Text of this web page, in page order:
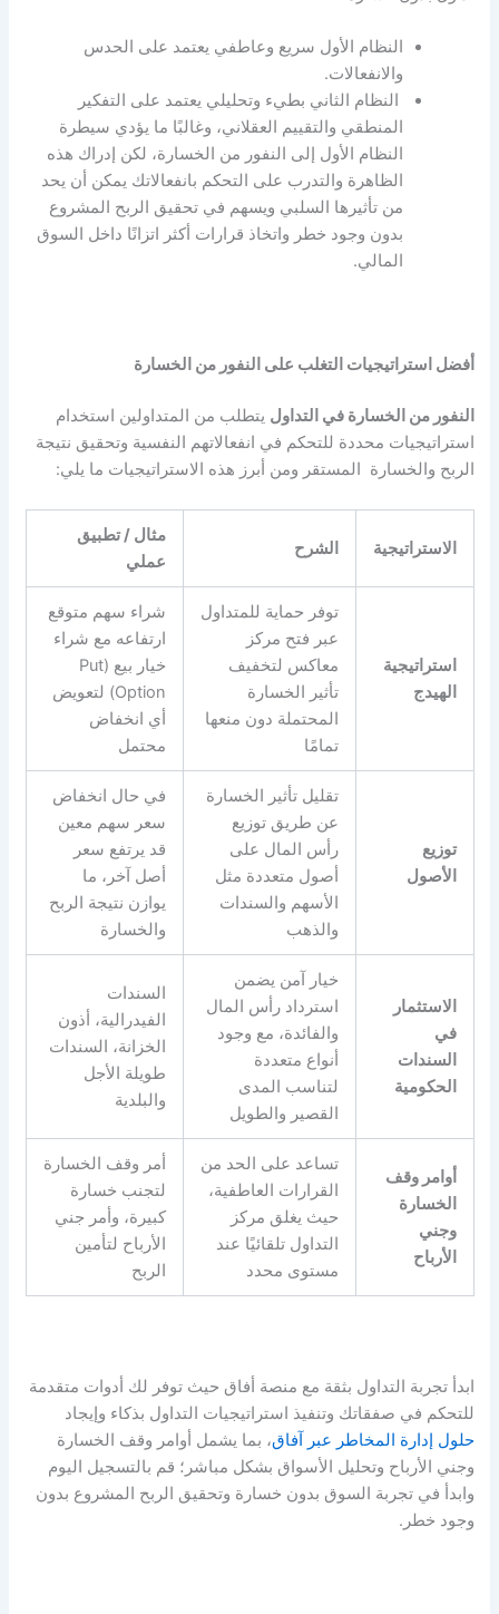
النظام الأول سريع وعاطفي يعتمد على الحدس
والانفعالات.
النظام الثاني بطيء وتحليلي يعتمد على التفكير
المنطقي والتقييم العقلاني، وغالبًا ما يؤدي سيطرة
النظام الأول إلى النفور من الخسارة، لكن إدراك هذه
الظاهرة والتدرب على التحكم بانفعالاتك يمكن أن يحد
من تأثيرها السلبي ويسهم في تحقيق الربح المشروع
بدون وجود خطر واتخاذ قرارات أكثر اتزانًا داخل السوق
المالي.
أفضل استراتيجيات التغلب على النفور من الخسارة
النفور من الخسارة في التداوليتطلب من المتداولين استخدام
استراتيجيات محددة للتحكم في انفعالاتهم النفسية وتحقيق نتيجة
الربح والخسارة المستقر ومن أبرز هذه الاستراتيجيات ما يلي:
الاستراتيجية الشرح
مثال / تطبيق
عملي
استراتيجية
الهيدج
توفر حماية للمتداول
عبر فتح مركز
معاكس لتخفيف
تأثير الخسارة
المحتملة دون منعها
تمامًا
شراء سهم متوقع
ارتفاعه مع شراء
خيار بيع (Put
Option) لتعويض
أي انخفاض
محتمل
توزيع
الأصول
تقليل تأثير الخسارة
عن طريق توزيع
رأس المال على
أصول متعددة مثل
الأسهم والسندات
والذهب
في حال انخفاض
سعر سهم معين
قد يرتفع سعر
أصل آخر، ما
يوازن نتيجة الربح
والخسارة
الاستثمار
في
السندات
الحكومية
خيار آمن يضمن
استرداد رأس المال
والفائدة، مع وجود
أنواع متعددة
لتناسب المدى
القصير والطويل
السندات
الفيدرالية، أذون
الخزانة، السندات
طويلة الأجل
والبلدية
أوامر وقف
الخسارة
وجني
الأرباح
تساعد على الحد من
القرارات العاطفية،
حيث يغلق مركز
التداول تلقائيًا عند
مستوى محدد
أمر وقف الخسارة
لتجنب خسارة
كبيرة، وأمر جني
الأرباح لتأمين
الربح
ابدأ تجربة التداول بثقة مع منصة أفاق حيث توفر لك أدوات متقدمة
للتحكم في صفقاتك وتنفيذ استراتيجيات التداول بذكاء وإيجاد
حلول إدارة المخاطر عبر آفاق، بما يشمل أوامر وقف الخسارة
وجني الأرباح وتحليل الأسواق بشكل مباشر؛ قم بالتسجيل اليوم
وابدأ في تجربة السوق بدون خسارة وتحقيق الربح المشروع بدون
وجود خطر.